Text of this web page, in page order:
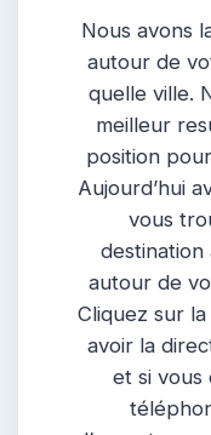
Nous avons
autour de
quelle ville.
meilleur
position
Aujourd’hui
vous
autour de
Cliquez sur
avoir la
et si vous